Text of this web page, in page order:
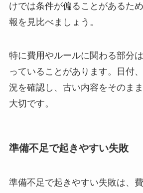
けでは条件が偏ることがあるた
報を見比べましょう。
特に費用やルールに関わる部分
っていることがあります。日付
況を確認し、古い内容をそのま
大切です。
準備不足で起きやすい失敗
準備不足で起きやすい失敗は、